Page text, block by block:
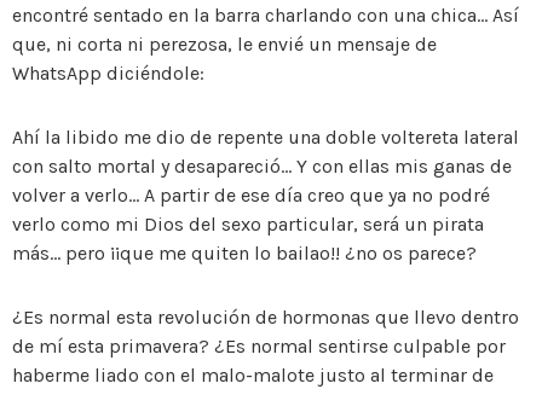
encontré sentado en la barra charlando con una chica… Así
que, ni corta ni perezosa, le envié un mensaje de
WhatsApp diciéndole:
Ahí la libido me dio de repente una doble voltereta lateral
con salto mortal y desapareció… Y con ellas mis ganas de
volver a verlo… A partir de ese día creo que ya no podré
verlo como mi Dios del sexo particular, será un pirata
más… pero ¡¡que me quiten lo bailao!! ¿no os parece?
¿Es normal esta revolución de hormonas que llevo dentro
de mí esta primavera? ¿Es normal sentirse culpable por
haberme liado con el malo-malote justo al terminar de